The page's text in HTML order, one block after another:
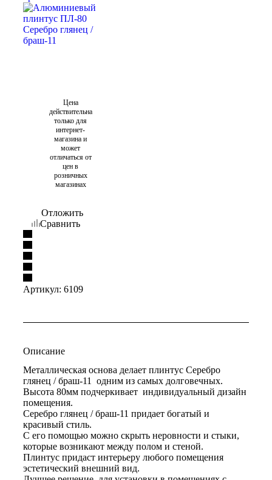
Цена
действительна
только для
интернет-
магазина и
может
отличаться от
цен в
розничных
магазинах
Отложить
Сравнить
Артикул: 6109
Описание
Металлическая основа делает плинтус Серебро
глянец / браш-11 одним из самых долговечных.
Высота 80мм подчеркивает индивидуальный дизайн
помещения.
Серебро глянец / браш-11 придает богатый и
красивый стиль.
С его помощью можно скрыть неровности и стыки,
которые возникают между полом и стеной.
Плинтус придаст интерьеру любого помещения
эстетический внешний вид.